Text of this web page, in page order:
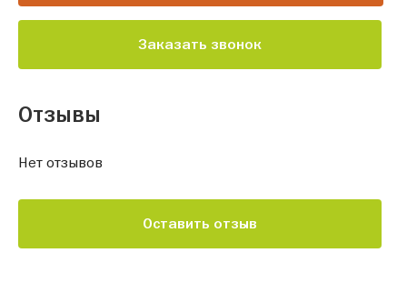
Заказать звонок
Отзывы
Нет отзывов
Оставить отзыв